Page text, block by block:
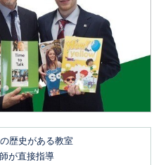
歴史がある教室
が直接指導